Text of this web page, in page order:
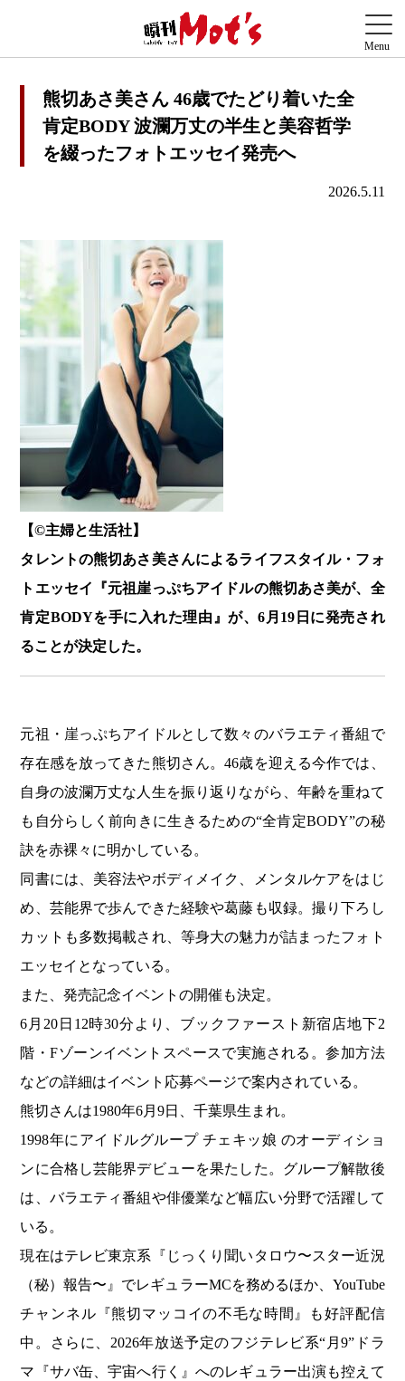
熊切あさ美さん 46歳でたどり着いた全
肯定BODY 波瀾万丈の半生と美容哲学
を綴ったフォトエッセイ発売へ
2026.5.11
【©️主婦と生活社】
タレントの熊切あさ美さんによるライフスタイル・フォ
トエッセイ『元祖崖っぷちアイドルの熊切あさ美が、全
肯定BODYを手に入れた理由』が、6月19日に発売され
ることが決定した。
元祖・崖っぷちアイドルとして数々のバラエティ番組で
存在感を放ってきた熊切さん。46歳を迎える今作では、
自身の波瀾万丈な人生を振り返りながら、年齢を重ねて
も自分らしく前向きに生きるための“全肯定BODY”の秘
訣を赤裸々に明かしている。
同書には、美容法やボディメイク、メンタルケアをはじ
め、芸能界で歩んできた経験や葛藤も収録。撮り下ろし
カットも多数掲載され、等身大の魅力が詰まったフォト
エッセイとなっている。
また、発売記念イベントの開催も決定。
6月20日12時30分より、ブックファースト新宿店地下2
階・Fゾーンイベントスペースで実施される。参加方法
などの詳細はイベント応募ページで案内されている。
熊切さんは1980年6月9日、千葉県生まれ。
1998年にアイドルグループ チェキッ娘 のオーディショ
ンに合格し芸能界デビューを果たした。グループ解散後
は、バラエティ番組や俳優業など幅広い分野で活躍して
いる。
現在はテレビ東京系『じっくり聞いタロウ〜スター近況
（秘）報告〜』でレギュラーMCを務めるほか、YouTube
チャンネル『熊切マッコイの不毛な時間』も好評配信
中。さらに、2026年放送予定のフジテレビ系“月9”ドラ
マ『サバ缶、宇宙へ行く』へのレギュラー出演も控えて